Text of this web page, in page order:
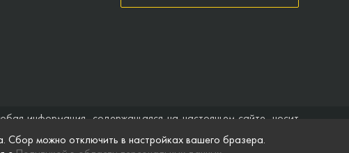
информация, содержащаяся на настоящем сайте, носит
договор (публичная оферта). Компания Точка опоры
доступа к нему в любое время. Технические
Сбор можно отключить в настройках вашего бразера.